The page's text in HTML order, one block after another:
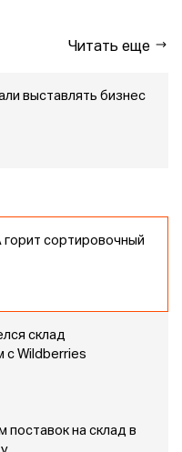
Читать еще
выставлять бизнес
горит сортировочный
склад
с Wildberries
поставок на склад в